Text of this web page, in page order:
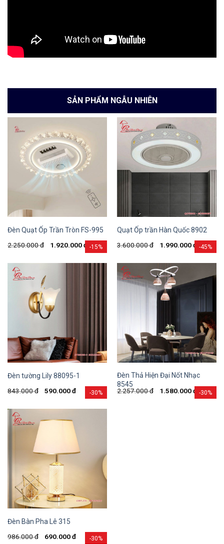
SẢN PHẨM NGẪU NHIÊN
-15%
Đèn Quạt Ốp Trần Tròn FS-995
2.250.000đ 1.920.000đ -45%
Quạt Ốp trần Hàn Quốc 8902
3.600.000đ 1.990.000đ
-30%
Đèn tường Lily 88095-1
843.000đ 590.000đ -30%
Đèn Thả Hiện Đại Nốt Nhạc
8545
2.257.000đ 1.580.000đ
-30%
Đèn Bàn Pha Lê 315
986.000đ 690.000đ